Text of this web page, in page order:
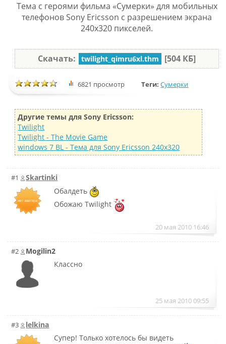
Тема с героями фильма «Сумерки» для мобильных
телефонов Sony Ericsson с разрешением экрана
240x320 пикселей.
Скачать: twilight_qimru6xl.thm [504 КБ]
6821 просмотр Теги:Сумерки
Другие темы для Sony Ericsson:
Twilight
Twilight - The Movie Game
windows 7 BL - Тема для Sony Ericsson 240x320
#1
Skartinki
Обалдеть
Обожаю Twilight
20 мая 2010 16:46
#2
Mogilin2
Классно
25 мая 2010 09:55
#3
lelkina
Супер! Только хотелось бы видеть